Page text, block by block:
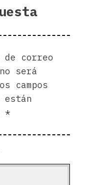
correo
será
campos
*